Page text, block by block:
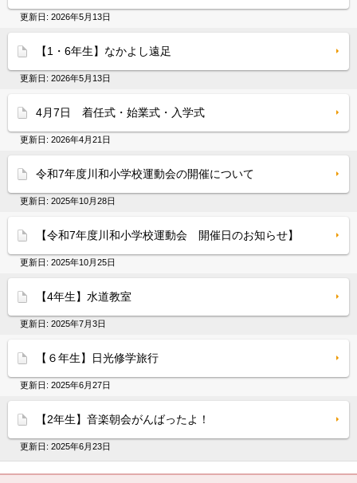
更新日: 2026年5月13日
【1・6年生】なかよし遠足
更新日: 2026年5月13日
4月7日 着任式・始業式・入学式
更新日: 2026年4月21日
令和7年度川和小学校運動会の開催について
更新日: 2025年10月28日
【令和7年度川和小学校運動会 開催日のお知らせ】
更新日: 2025年10月25日
【4年生】水道教室
更新日: 2025年7月3日
【６年生】日光修学旅行
更新日: 2025年6月27日
【2年生】音楽朝会がんばったよ！
更新日: 2025年6月23日